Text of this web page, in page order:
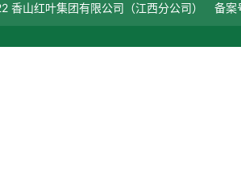
香山红叶集团有限公司（江西分公司） 备案